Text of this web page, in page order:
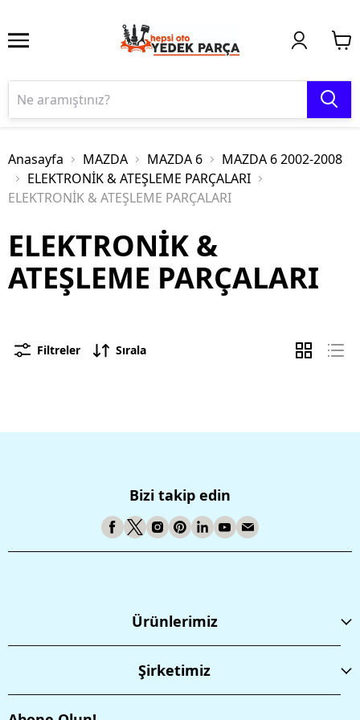
Anasayfa MAZDA MAZDA 6
MAZDA 6 2002-2008
ELEKTRONİK & ATEŞLEME PARÇALARI
ELEKTRONİK & ATEŞLEME PARÇALARI
ELEKTRONİK &
ATEŞLEME PARÇALARI
Filtreler Sırala
Bizi takip edin
Ürünlerimiz
Şirketimiz